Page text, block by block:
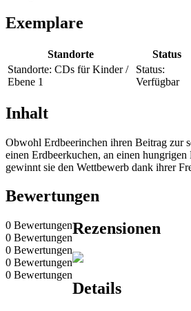
Exemplare
Standorte Status
Standorte: CDs für Kinder /
Ebene 1
Status:
Verfügbar
Inhalt
Obwohl Erdbeerinchen ihren Beitrag zur
einen Erdbeerkuchen, an einen hungrigen
gewinnt sie den Wettbewerb dank ihrer
Bewertungen
0 Bewertungen
0 Bewertungen
0 Bewertungen
0 Bewertungen
0 Bewertungen
Rezensionen
Details